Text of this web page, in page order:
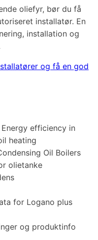
oliefyr, bør du få
installatør. En
installation og
og få en god
efficiency in
heating
Oil Boilers
olietanke
for Logano plus
og produktinfo